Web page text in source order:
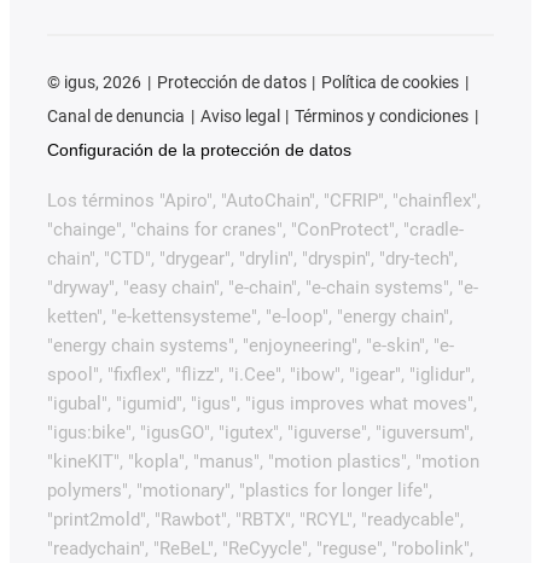
© igus, 2026 Protección de datos
Política de cookies
Canal de denuncia
Aviso legal
Términos y condiciones
Configuración de la protección de datos
Los términos "Apiro", "AutoChain", "CFRIP", "chainflex",
"chainge", "chains for cranes", "ConProtect", "cradle-
chain", "CTD", "drygear", "drylin", "dryspin", "dry-tech",
"dryway", "easy chain", "e-chain", "e-chain systems", "e-
ketten", "e-kettensysteme", "e-loop", "energy chain",
"energy chain systems", "enjoyneering", "e-skin", "e-
spool", "fixflex", "flizz", "i.Cee", "ibow", "igear", "iglidur",
"igubal", "igumid", "igus", "igus improves what moves",
"igus:bike", "igusGO", "igutex", "iguverse", "iguversum",
"kineKIT", "kopla", "manus", "motion plastics", "motion
polymers", "motionary", "plastics for longer life",
"print2mold", "Rawbot", "RBTX", "RCYL", "readycable",
"readychain", "ReBeL", "ReCyycle", "reguse", "robolink",